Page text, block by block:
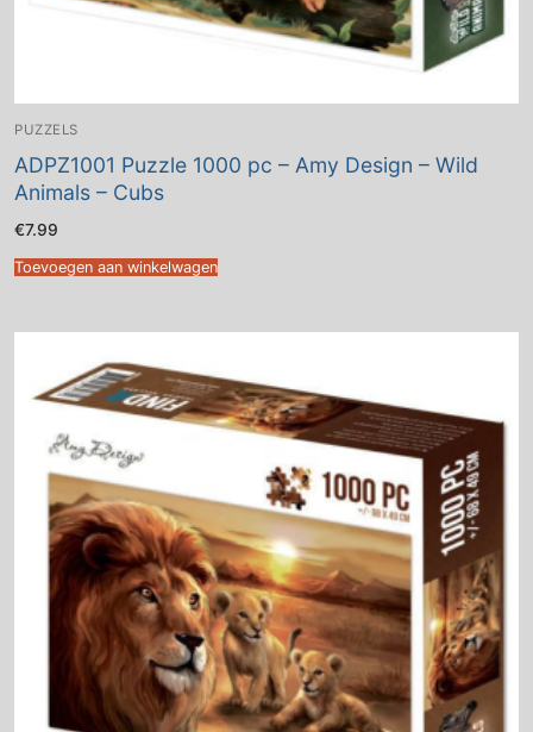
PUZZELS
ADPZ1001 Puzzle 1000 pc – Amy Design – Wild
Animals – Cubs
€7.99
Toevoegen aan winkelwagen